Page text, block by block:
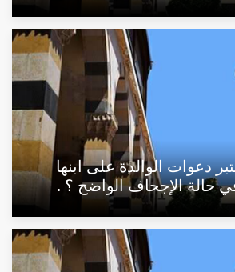
دعوات الوالدة على ابنها
حالة الإجحاف الواضح ؟ .